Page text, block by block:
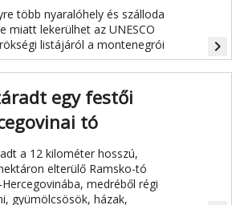
több nyaralóhely és szálloda
miatt lekerülhet az UNESCO
listájáról a montenegrói
navigate_next
egy festői
tó
a 12 kilométer hosszú,
elterülő Ramsko-tó
Hercegovinába, medréből régi
gyümölcsösök, házak,